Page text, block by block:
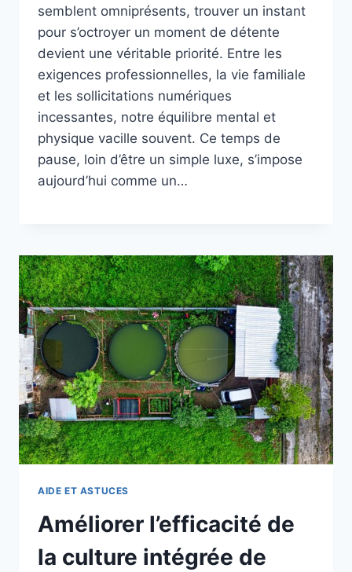
semblent omniprésents, trouver un instant
pour s’octroyer un moment de détente
devient une véritable priorité. Entre les
exigences professionnelles, la vie familiale
et les sollicitations numériques
incessantes, notre équilibre mental et
physique vacille souvent. Ce temps de
pause, loin d’être un simple luxe, s’impose
aujourd’hui comme un…
AIDE ET ASTUCES
Améliorer l’efficacité de
la culture intégrée de